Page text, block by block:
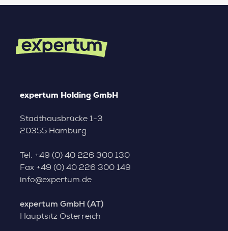
expertum Holding GmbH
Stadthausbrücke 1-3
20355 Hamburg
Tel. +49 (0) 40 226 300 130
Fax +49 (0) 40 226 300 149
info@expertum.de
expertum GmbH (AT)
Hauptsitz Österreich